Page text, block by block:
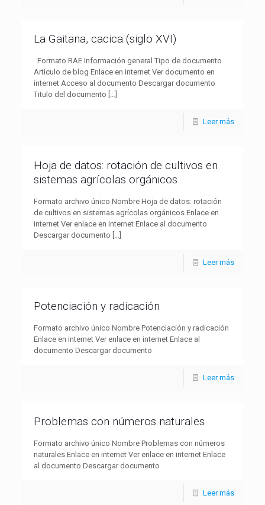
La Gaitana, cacica (siglo XVI)
Formato RAE Información general Tipo de documento
Artículo de blog Enlace en internet Ver documento en
internet Acceso al documento Descargar documento
Titulo del documento […]
Leer más
Hoja de datos: rotación de cultivos en
sistemas agrícolas orgánicos
Formato archivo único Nombre Hoja de datos: rotación
de cultivos en sistemas agrícolas orgánicos Enlace en
internet Ver enlace en internet Enlace al documento
Descargar documento […]
Leer más
Potenciación y radicación
Formato archivo único Nombre Potenciación y radicación
Enlace en internet Ver enlace en internet Enlace al
documento Descargar documento
Leer más
Problemas con números naturales
Formato archivo único Nombre Problemas con números
naturales Enlace en internet Ver enlace en internet Enlace
al documento Descargar documento
Leer más